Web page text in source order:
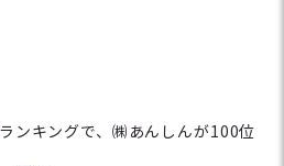
ンキングで、㈱あんしんが100位